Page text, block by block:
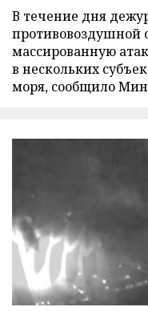
В течение дня
противовоздушной
массированную
в нескольких
моря, сообщило